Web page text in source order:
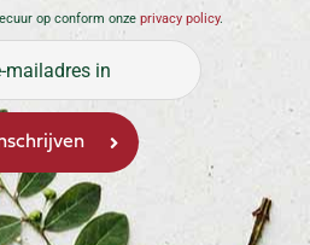
op conform onze privacy policy.